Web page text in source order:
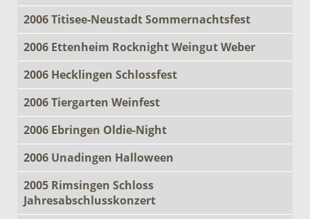
2006 Titisee-Neustadt Sommernachtsfest
2006 Ettenheim Rocknight Weingut Weber
2006 Hecklingen Schlossfest
2006 Tiergarten Weinfest
2006 Ebringen Oldie-Night
2006 Unadingen Halloween
2005 Rimsingen Schloss
Jahresabschlusskonzert